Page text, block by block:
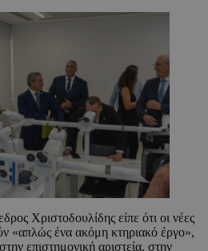
Χριστοδουλίδης είπε ότι οι νέες
«απλώς ένα ακόμη κτηριακό έργο»,
επιστημονική αριστεία, στην